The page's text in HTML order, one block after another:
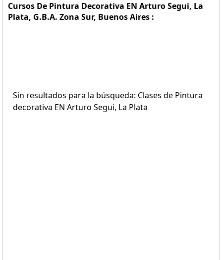
Cursos De Pintura Decorativa EN Arturo Segui, La
Plata, G.B.A. Zona Sur, Buenos Aires :
Sin resultados para la búsqueda: Clases de Pintura
decorativa EN Arturo Segui, La Plata